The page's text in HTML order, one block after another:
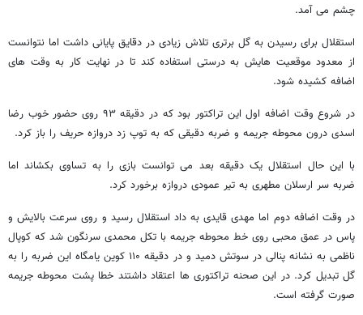
چشم می آمد.
استقلال برای رسیدن به گل برتری تلاش زیادی در دقایق پایانی داشت اما نتوانست
از معدود موقعیت هایش به درستی استفاده کند تا در نهایت کار به وقت های
اضافه کشیده شود.
در شروع وقت اضافه اول این تراکتور بود که در دقیقه ۹۳ روی حضور خوب رضا
اسدی درون محوطه جریمه و ضربه دقیقی که به توپ زد دروازه حریف را باز کرد.
با این حال استقلال یک دقیقه بعد می توانست بازی را به تساوی بکشاند اما
ضربه سر ارسلان مطهری به تیر عمودی دروازه برخورد کرد.
در وقت اضافه دوم اما مهدی قایدی به داد استقلال رسید و روی سرعت بالایش و
پاس در عمق محبی روی خط محوطه جریمه با تکل محمدی سرنگون شد که کوپال
ناظمی به نشانه پنالی در سوتش دمید و در دقیقه ۱۱۰ کوین یامگاه این ضربه را به
گل تبدیل کرد. در این صحنه تراکتوری ها اعتقاد داشتند خطا پشت محوطه جریمه
صورت گرفته است.